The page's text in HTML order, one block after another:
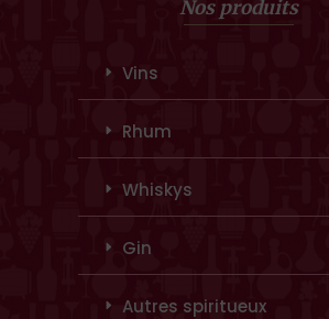
Nos produits
Vins
Rhum
Whiskys
Gin
Autres spiritueux